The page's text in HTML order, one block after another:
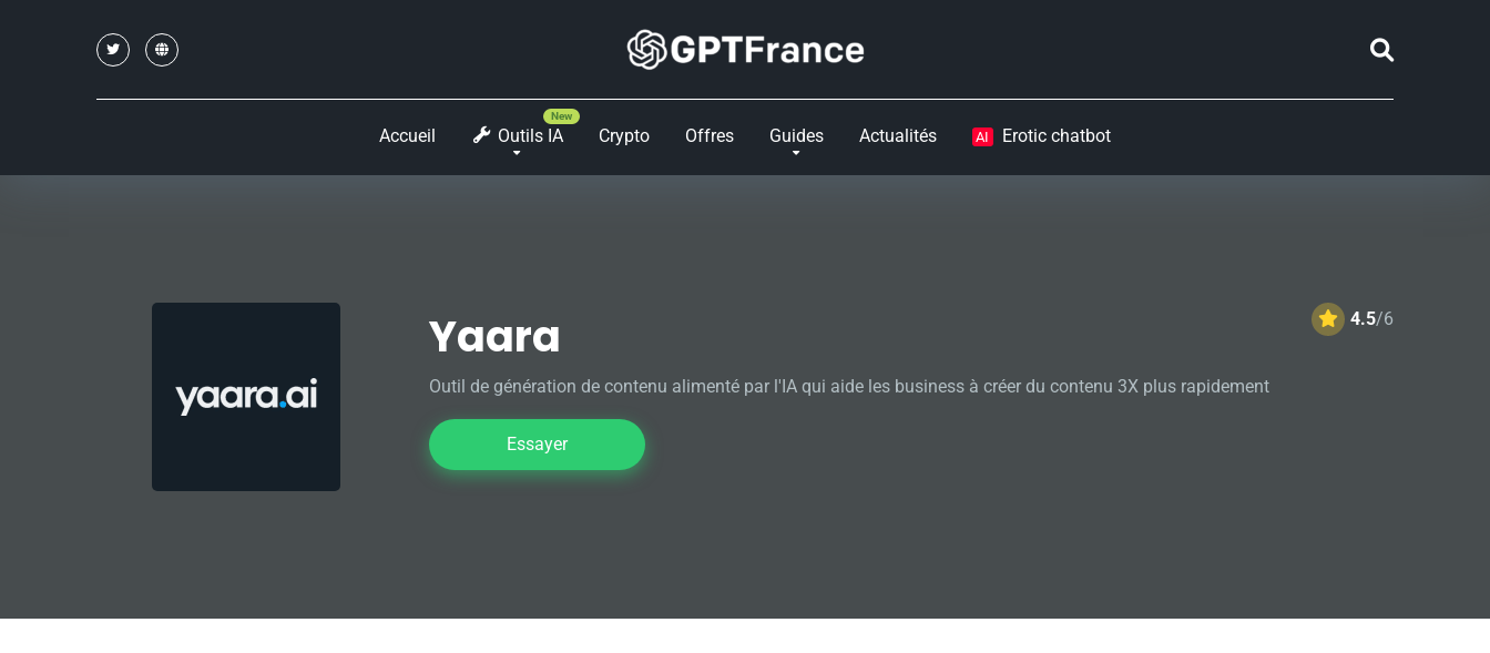
Accueil Outils IA Crypto Offres Guides Actualités AI Erotic chatbot
4.5/6
Yaara
Outil de génération de contenu alimenté par l'IA qui aide les business à créer du contenu 3X plus rapidement
Essayer